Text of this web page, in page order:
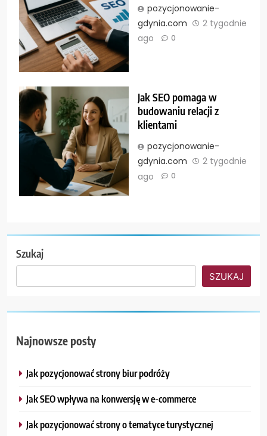
pozycjonowanie-
gdynia.com
2 tygodnie
ago
0
Jak SEO pomaga w
budowaniu relacji z
klientami
pozycjonowanie-
gdynia.com
2 tygodnie
ago
0
Szukaj
SZUKAJ
Najnowsze posty
Jak pozycjonować strony biur podróży
Jak SEO wpływa na konwersję w e-commerce
Jak pozycjonować strony o tematyce turystycznej